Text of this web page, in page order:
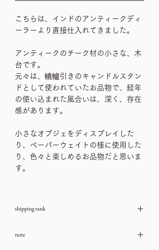
こちらは、インドのアンティークディ
ーラーより直接仕入れてきました。
アンティークのチーク材の小さな、木
台です。
元々は、轆轤引きのキャンドルスタン
ドとして使われていたお品物で、経年
の使い込まれた風合いは、深く、存在
感があります。
小さなオブジェをディスプレイした
り、ペーパーウェイトの様に使用した
り、色々と楽しめるお品物だと思いま
す。
shipping rank
→送料一覧
note